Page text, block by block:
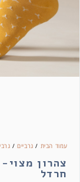
עמוד הבית / גרביים/
צהרון
חרדל